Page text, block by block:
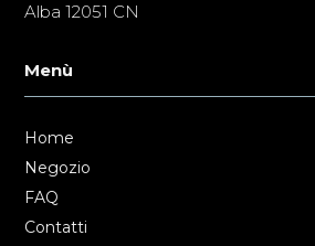
Alba 12051 CN
Menù
Home
Negozio
FAQ
Contatti